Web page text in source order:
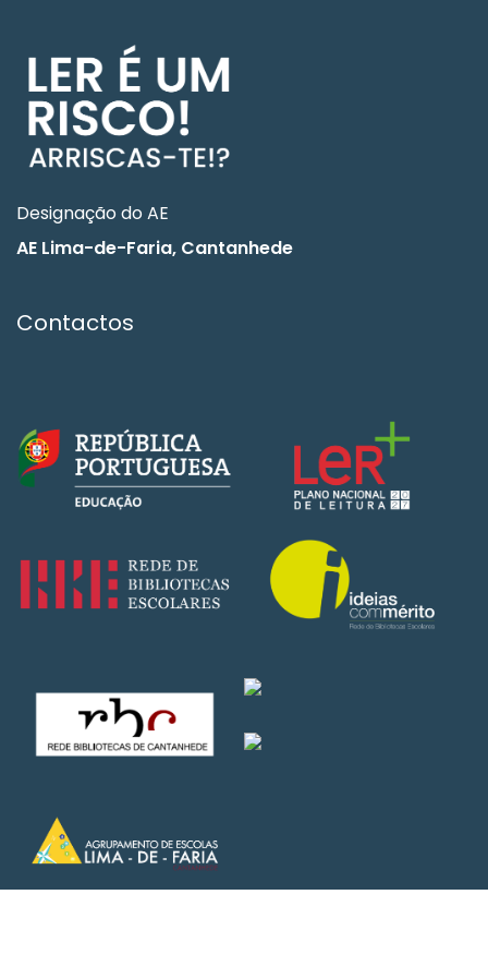
Designação do AE
AE Lima-de-Faria, Cantanhede
Contactos